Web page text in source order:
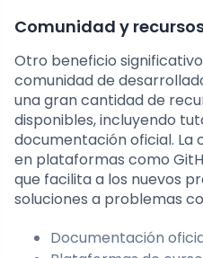
Comunidad y
Otro beneficio
comunidad de
una gran cantidad de
disponibles, incluyendo
documentación oficial. La
en plataformas como
que facilita a los nuevos
soluciones a problemas
Documentación